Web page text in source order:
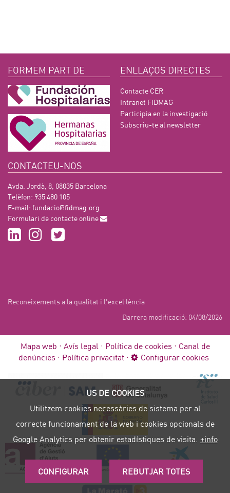
US DE COOKIES
Utilitzem cookies necessàries de sistema per al
correcte funcionament de la web i cookies opcionals de
Google Analytics per obtenir estadístiques de visita. +info
CONFIGURAR REBUTJAR TOTES
FORMEM PART DE ENLLAÇOS DIRECTES
Contacte CER
Intranet FIDMAG
Participia en la investigació
Subscriu-te al newsletter
CONTACTEU-NOS
Avda. Jordà, 8, 08035 Barcelona
Telèfon: 935 480 105
E-mail: fundacio@fidmag.org
Formulari de contacte online
Reconeixements a la qualitat i l'excel·lència
Darrera modificació: 04/08/2026
Mapa web Avís legal Política de cookies
Canal de
denúncies
Política privacitat Configurar cookies